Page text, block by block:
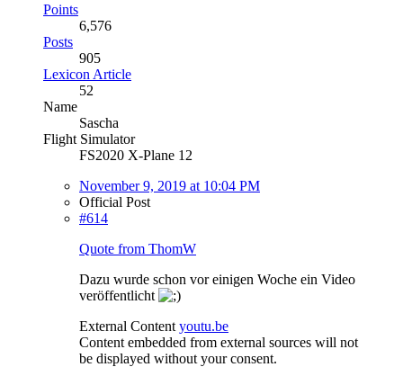
Points
6,576
Posts
905
Lexicon Article
52
Name
Sascha
Flight Simulator
FS2020 X-Plane 12
November 9, 2019 at 10:04 PM
Official Post
#614
Quote from ThomW
Dazu wurde schon vor einigen Woche ein Video
veröffentlicht
External Content youtu.be
Content embedded from external sources will not
be displayed without your consent.